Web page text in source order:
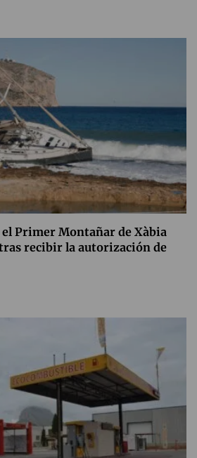
el Primer Montañar de Xàbia
recibir la autorización de